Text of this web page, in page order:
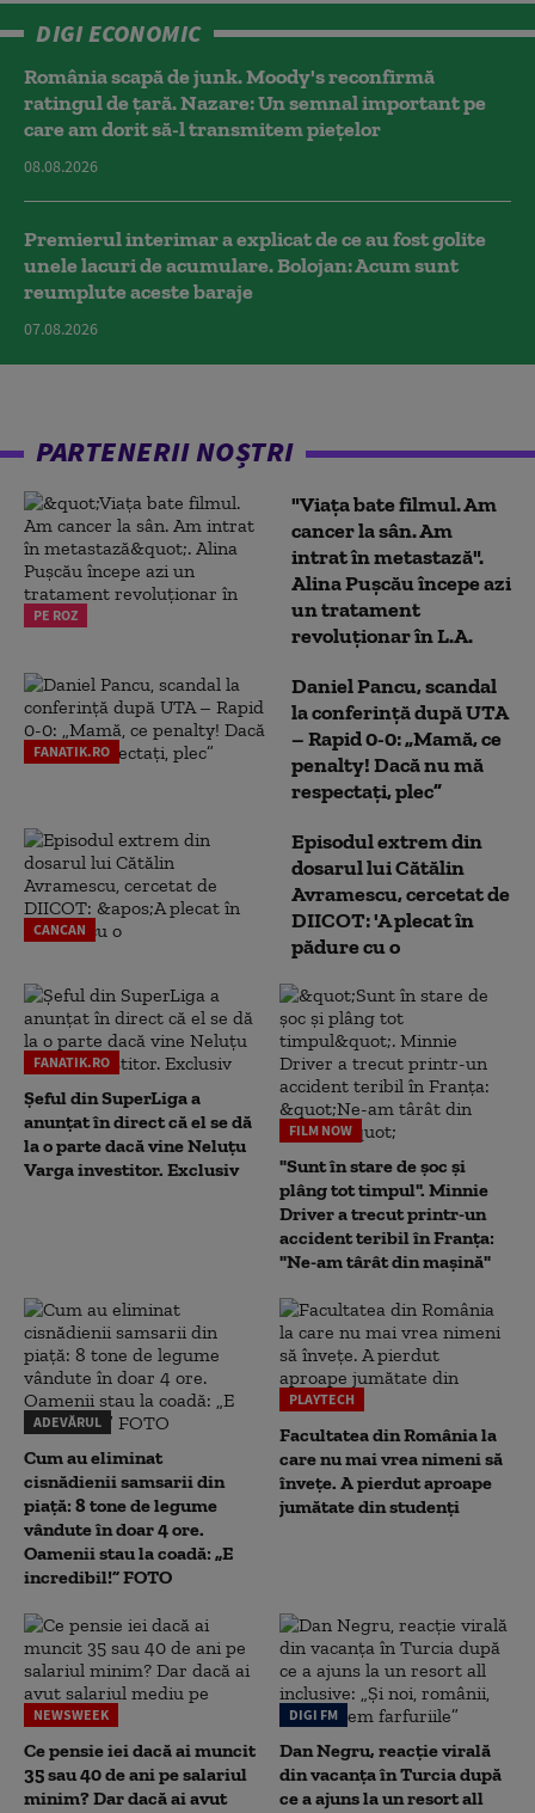
DIGI ECONOMIC
România scapă de junk. Moody's reconfirmă
ratingul de țară. Nazare: Un semnal important pe
care am dorit să-l transmitem piețelor
08.08.2026
Premierul interimar a explicat de ce au fost golite
unele lacuri de acumulare. Bolojan: Acum sunt
reumplute aceste baraje
07.08.2026
PARTENERII NOȘTRI
PE ROZ
"Viața bate filmul. Am
cancer la sân. Am
intrat în metastază".
Alina Pușcău începe azi
un tratament
revoluționar în L.A.
FANATIK.RO
Daniel Pancu, scandal
la conferință după UTA
– Rapid 0-0: „Mamă, ce
penalty! Dacă nu mă
respectați, plec”
CANCAN
Episodul extrem din
dosarul lui Cătălin
Avramescu, cercetat de
DIICOT: 'A plecat în
pădure cu o
FANATIK.RO
Șeful din SuperLiga a
anunțat în direct că el se dă
la o parte dacă vine Neluțu
Varga investitor. Exclusiv
FILM NOW
"Sunt în stare de șoc și
plâng tot timpul". Minnie
Driver a trecut printr-un
accident teribil în Franța:
"Ne-am târât din mașină"
ADEVĂRUL
Cum au eliminat
cisnădienii samsarii din
piață: 8 tone de legume
vândute în doar 4 ore.
Oamenii stau la coadă: „E
incredibil!” FOTO
PLAYTECH
Facultatea din România la
care nu mai vrea nimeni să
înveţe. A pierdut aproape
jumătate din studenţi
NEWSWEEK
Ce pensie iei dacă ai muncit
35 sau 40 de ani pe salariul
minim? Dar dacă ai avut
DIGI FM
Dan Negru, reacție virală
din vacanța în Turcia după
ce a ajuns la un resort all